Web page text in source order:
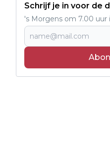
Schrijf je in voor de
's Morgens om 7.00 uur